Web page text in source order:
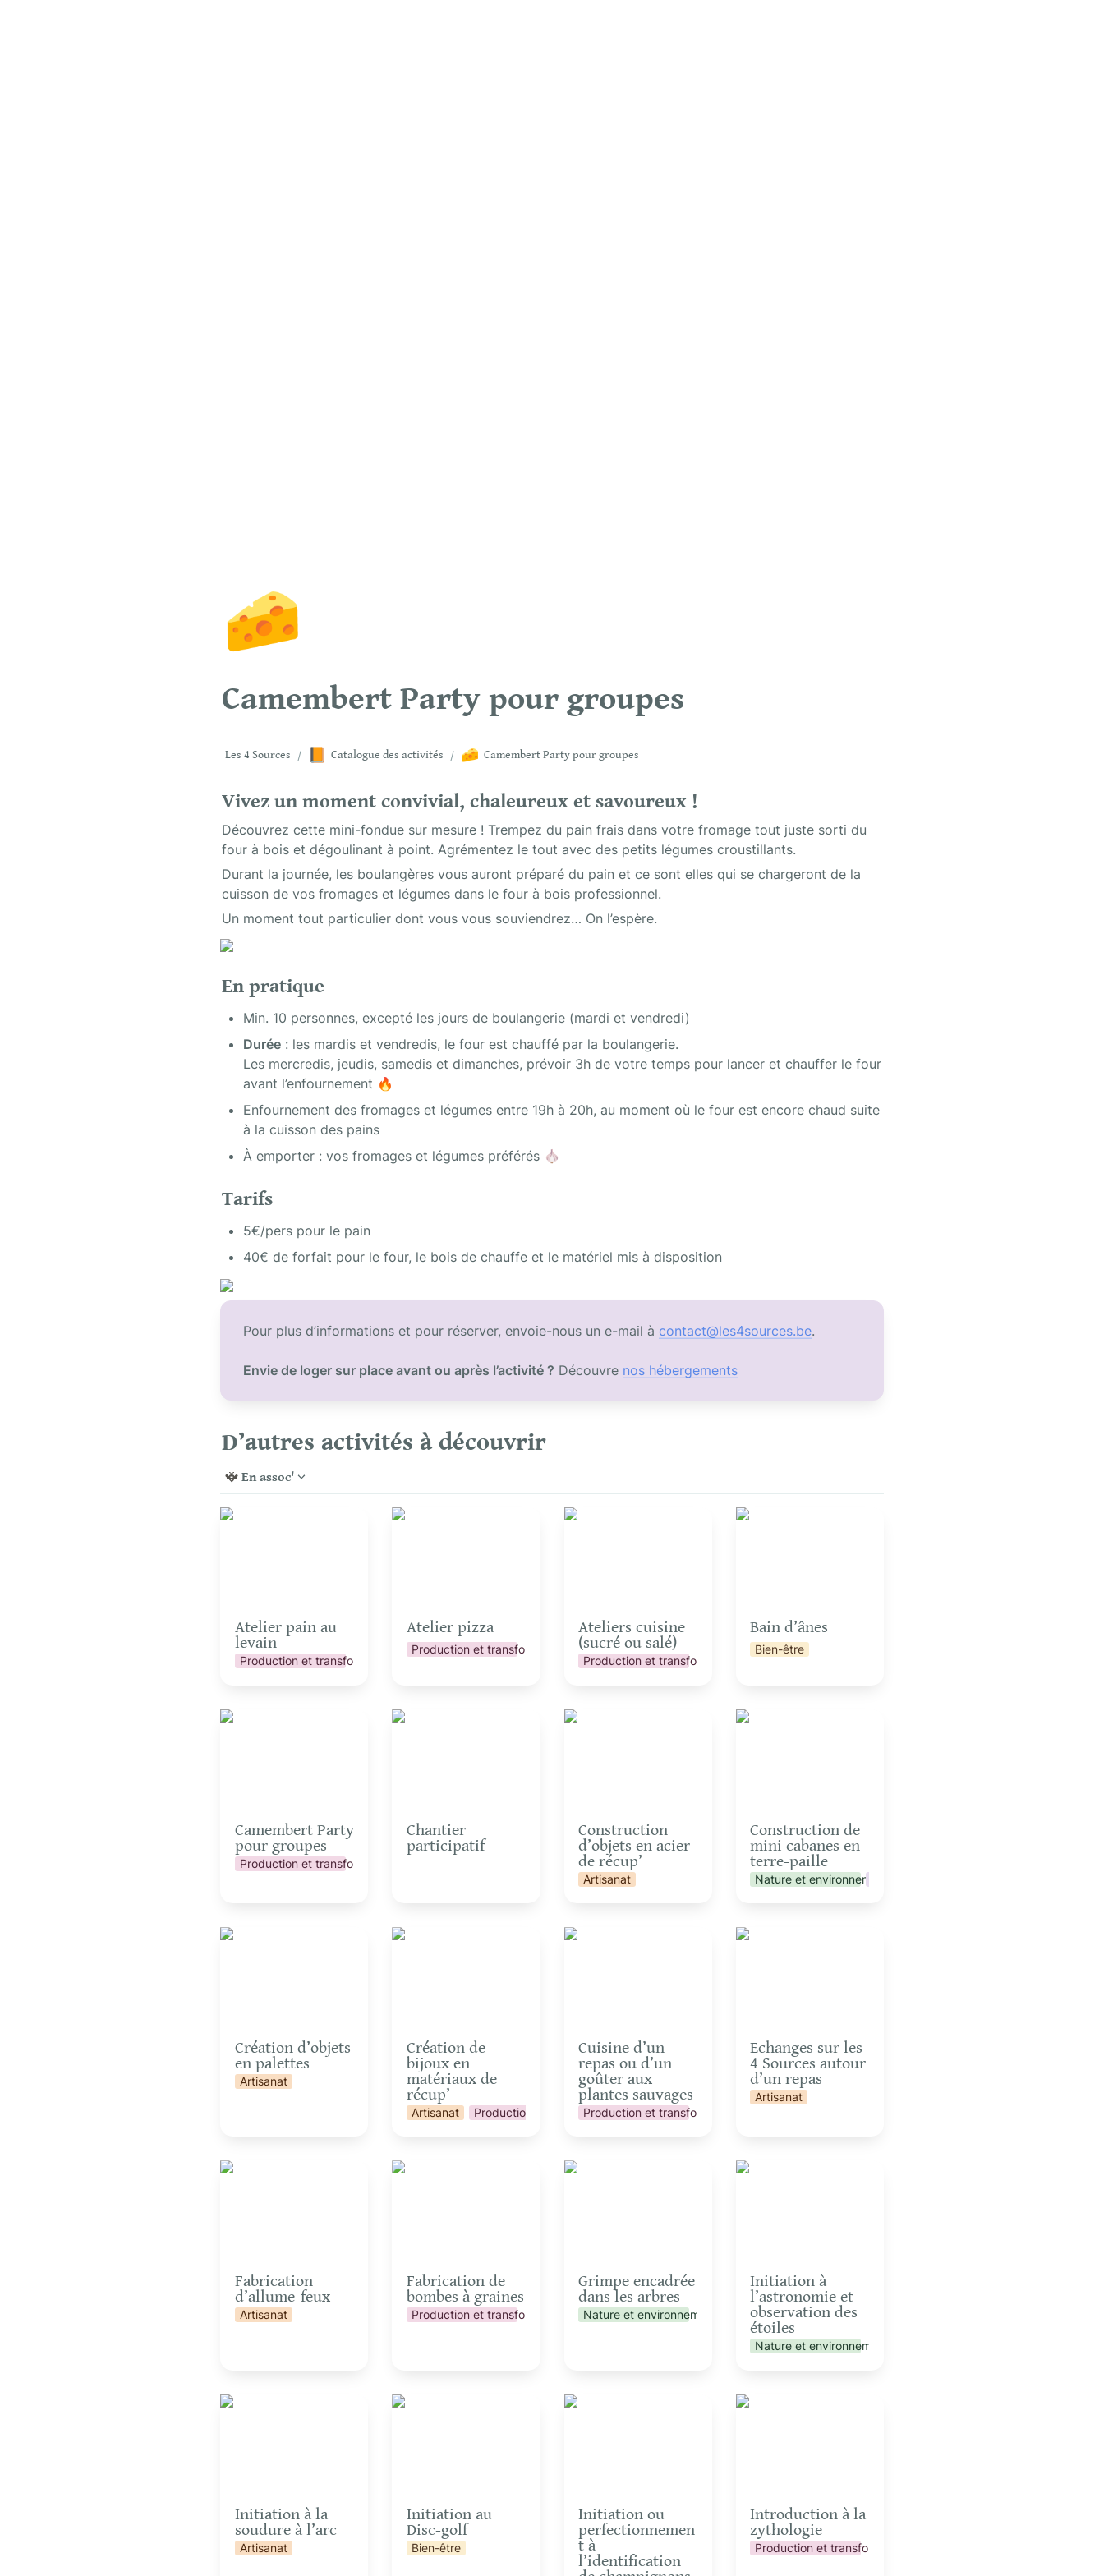
🧀
Camembert Party pour groupes
Les 4 Sources / Catalogue des activités / 🧀 Camembert Party pour groupes
Vivez un moment convivial, chaleureux et savoureux !
Découvrez cette mini-fondue sur mesure ! Trempez du pain frais dans votre fromage tout juste sorti du
four à bois et dégoulinant à point. Agrémentez le tout avec des petits légumes croustillants.
Durant la journée, les boulangères vous auront préparé du pain et ce sont elles qui se chargeront de la
cuisson de vos fromages et légumes dans le four à bois professionnel.
Un moment tout particulier dont vous vous souviendrez… On l’espère.
En pratique
Min. 10 personnes, excepté les jours de boulangerie (mardi et vendredi)
Durée : les mardis et vendredis, le four est chauffé par la boulangerie.
Les mercredis, jeudis, samedis et dimanches, prévoir 3h de votre temps pour lancer et chauffer le four
avant l’enfournement 🔥
Enfournement des fromages et légumes entre 19h à 20h, au moment où le four est encore chaud suite
à la cuisson des pains
À emporter : vos fromages et légumes préférés 🧄
Tarifs
5€/pers pour le pain
40€ de forfait pour le four, le bois de chauffe et le matériel mis à disposition
Pour plus d’informations et pour réserver, envoie-nous un e-mail à contact@les4sources.be
Envie de loger sur place avant ou après l’activité ? Découvre nos hébergements
D’autres activités à découvrir
En assoc'
Atelier pain au levain
Atelier pain au
levain
Production et transformation
Atelier pizza
Atelier pizza
Production et transformation
Ateliers cuisine (sucré
Ateliers cuisine
(sucré ou salé)
Production et transformation
Bain d’ânes
Bain d’ânes
Bien-être
Camembert Party pour
Camembert Party
pour groupes
Production et transformation
Chantier participatif
Chantier
participatif
Construction d’objets
Construction
d’objets en acier
de récup’
Artisanat
Construction de mini
Construction de
mini cabanes en
terre-paille
Nature et environnement
Création d’objets en
Création d’objets
en palettes
Artisanat
Création de bijoux en
Création de
bijoux en
matériaux de
récup’
Artisanat Production et transformation
Cuisine d’un repas ou
Cuisine d’un
repas ou d’un
goûter aux
plantes sauvages
Production et transformation
Echanges sur les 4
Echanges sur les
4 Sources autour
d’un repas
Artisanat
Fabrication d’allume-
Fabrication
d’allume-feux
Artisanat
Fabrication de bombes
Fabrication de
bombes à graines
Production et transformation
Grimpe encadrée dans
Grimpe encadrée
dans les arbres
Nature et environnement
Initiation à l’astronomie
Initiation à
l’astronomie et
observation des
étoiles
Nature et environnement
Initiation à la soudure à
Initiation à la
soudure à l’arc
Artisanat
Initiation au Disc-golf
Initiation au
Disc-golf
Bien-être
Initiation ou
Initiation ou
perfectionnemen
t à
l’identification
Introduction à la
Introduction à la
zythologie
Production et transformation